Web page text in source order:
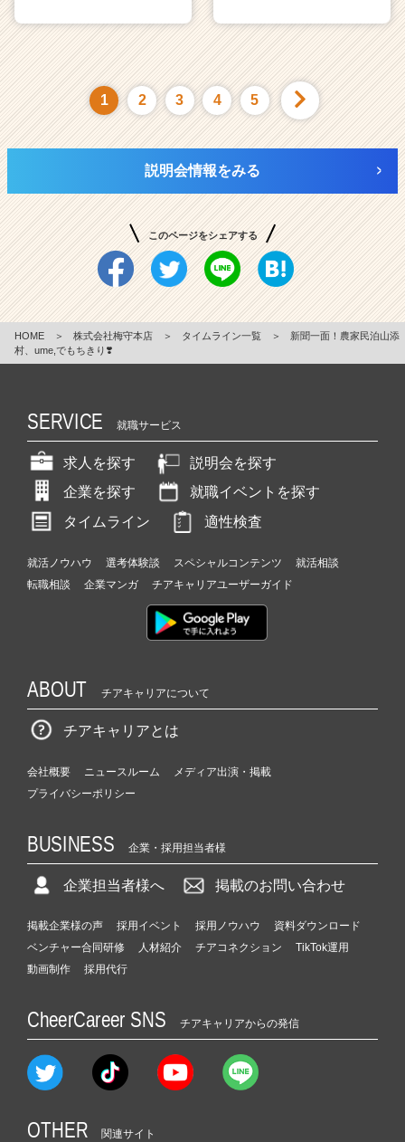
1 2 3 4 5
説明会情報をみる
このページをシェアする
HOME ＞ 株式会社梅守本店 ＞ タイムライン一覧 ＞
新聞一面！農家民泊山添
村、ume,でもちきり❣️
SERVICE 就職サービス
求人を探す
説明会を探す
企業を探す
就職イベントを探す
タイムライン
適性検査
就活ノウハウ 選考体験談 スペシャルコンテンツ
就活相談
転職相談
企業マンガ チアキャリアユーザーガイド
ABOUT チアキャリアについて
チアキャリアとは
会社概要 ニュースルーム
メディア出演・掲載
プライバシーポリシー
BUSINESS 企業・採用担当者様
企業担当者様へ 掲載のお問い合わせ
掲載企業様の声 採用イベント 採用ノウハウ
資料ダウンロード
ベンチャー合同研修
人材紹介 チアコネクション
TikTok運用
動画制作
採用代行
CheerCareer SNS チアキャリアからの発信
OTHER 関連サイト